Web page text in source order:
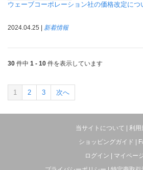
ウェーブコーポレーション社の価格改定につ
2024.04.25 | 新着情報
30 件中 1 - 10 件を表示しています
1 2 3 次へ
当サイトについて | 利用
ショッピングガイド |
ログイン | マイペー